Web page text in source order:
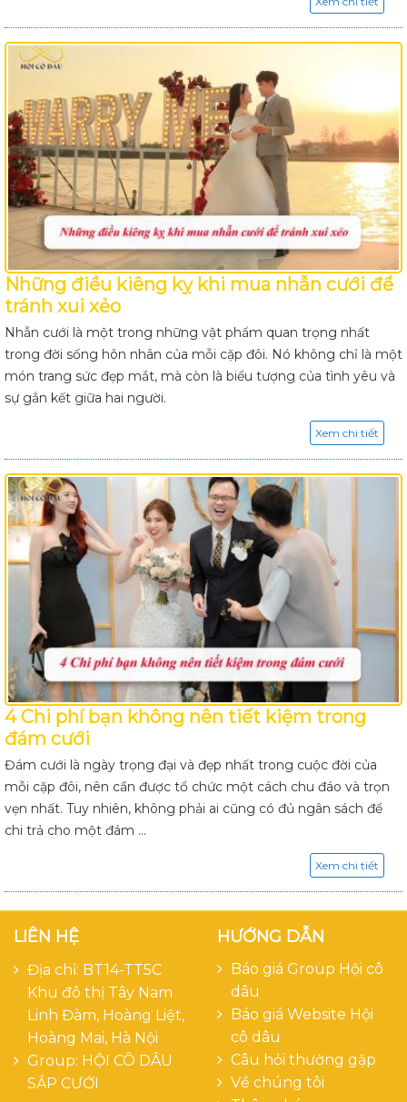
Những điều kiêng kỵ khi mua nhẫn cưới để
tránh xui xẻo
Nhẫn cưới là một trong những vật phẩm quan trọng nhất
trong đời sống hôn nhân của mỗi cặp đôi. Nó không chỉ là một
món trang sức đẹp mắt, mà còn là biểu tượng của tình yêu và
sự gắn kết giữa hai người.
Xem chi tiết
4 Chi phí bạn không nên tiết kiệm trong
đám cưới
Đám cưới là ngày trọng đại và đẹp nhất trong cuộc đời của
mỗi cặp đôi, nên cần được tổ chức một cách chu đáo và trọn
vẹn nhất. Tuy nhiên, không phải ai cũng có đủ ngân sách để
chi trả cho một đám ...
Xem chi tiết
LIÊN HỆ
Địa chỉ: BT14-TT5C
Khu đô thị Tây Nam
Linh Đàm, Hoàng Liệt,
Hoàng Mai, Hà Nội
Group: HỘI CÔ DÂU
SẮP CƯỚI
HƯỚNG DẪN
Báo giá Group Hội cô
dâu
Báo giá Website Hội
cô dâu
Câu hỏi thường gặp
Về chúng tôi